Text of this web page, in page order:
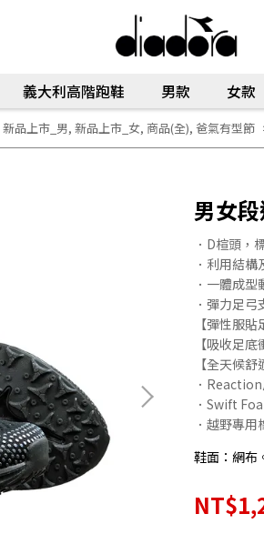
義大利高階跑鞋 男款 女款
新品上市_男, 新品上市_女, 商品(全), 爸氣有型節
男女
．D楦頭，
．利用結
．一體成
．彈力足
【彈性服
【吸收足
【全天候
．
．Swift
．越野專
鞋面：網布